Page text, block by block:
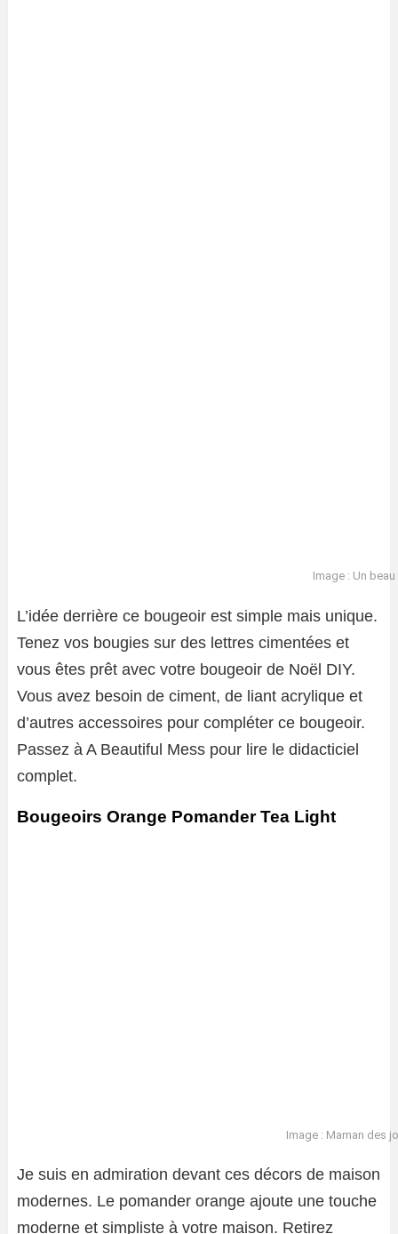
Image : Un
L’idée derrière ce bougeoir est simple mais unique.
Tenez vos bougies sur des lettres cimentées et
vous êtes prêt avec votre bougeoir de Noël DIY.
Vous avez besoin de ciment, de liant acrylique et
d’autres accessoires pour compléter ce bougeoir.
Passez à A Beautiful Mess pour lire le didacticiel
complet.
Bougeoirs Orange Pomander Tea Light
Image : Maman des
Je suis en admiration devant ces décors de maison
modernes. Le pomander orange ajoute une touche
moderne et simpliste à votre maison. Retirez